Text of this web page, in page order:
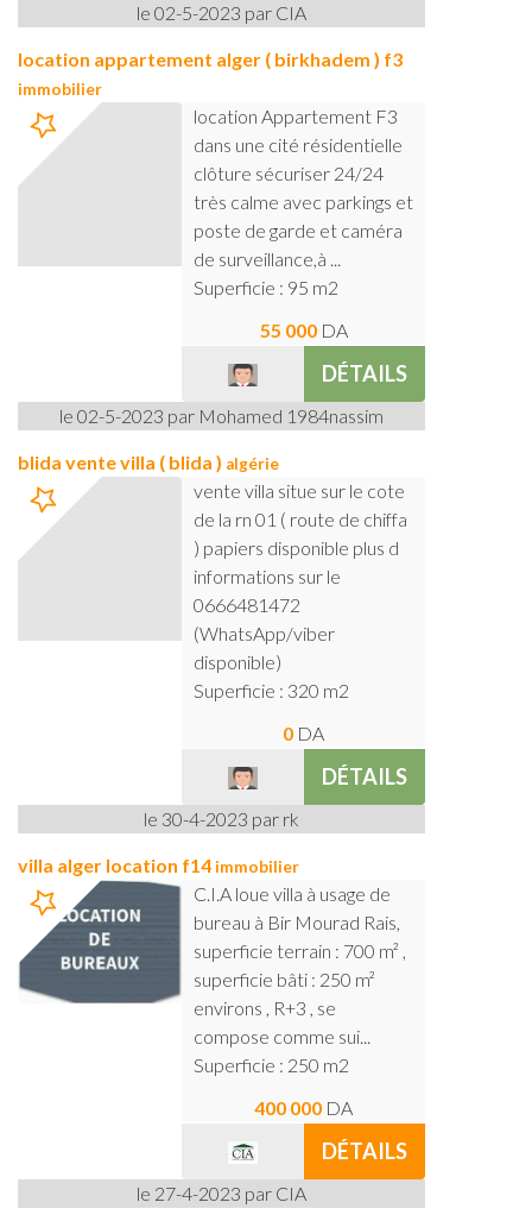
le 02-5-2023 par CIA
location appartement alger ( birkhadem ) f3
immobilier
location Appartement F3
dans une cité résidentielle
clôture sécuriser 24/24
très calme avec parkings et
poste de garde et caméra
de surveillance,à ...
Superficie : 95 m2
55 000 DA
DÉTAILS
le 02-5-2023 par Mohamed 1984nassim
blida vente villa ( blida ) algérie
vente villa situe sur le cote
de la rn 01 ( route de chiffa
) papiers disponible plus d
informations sur le
0666481472
(WhatsApp/viber
disponible)
Superficie : 320 m2
0 DA
DÉTAILS
le 30-4-2023 par rk
villa alger location f14immobilier
C.I.A loue villa à usage de
bureau à Bir Mourad Rais,
superficie terrain : 700 m² ,
superficie bâti : 250 m²
environs , R+3 , se
compose comme sui...
Superficie : 250 m2
400 000 DA
DÉTAILS
le 27-4-2023 par CIA